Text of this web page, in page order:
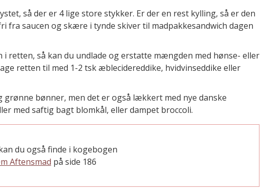
så der er 4 lige store stykker. Er der en rest kylling, så er den
fra saucen og skære i tynde skiver til madpakkesandwich dagen
i retten, så kan du undlade og erstatte mængden med hønse- eller
retten til med 1-2 tsk æblecidereddike, hvidvinseddike eller
grønne bønner, men det er også lækkert med nye danske
med saftig bagt blomkål, eller dampet broccoli.
du også finde i kogebogen
Aftensmad på side 186